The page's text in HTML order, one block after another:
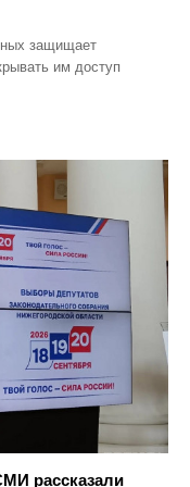
защищает
им доступ
рассказали